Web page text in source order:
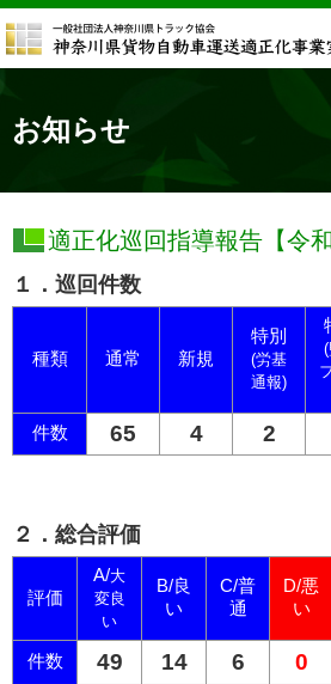
お知らせ
適正化巡回指導報告【令
１．巡回件数
種類 通常 新規
特別
(労基
通報)
件数 65 4 2
２．総合評価
評価
A/大
変良
い
B/良
い
C/普
通
D/悪
い
件数 49 14 6 0